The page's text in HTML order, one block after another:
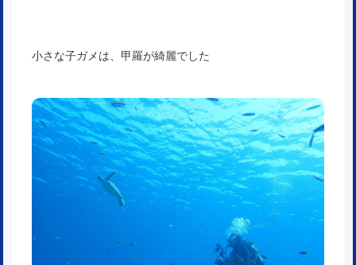
小さな子ガメは、甲羅が綺麗でした